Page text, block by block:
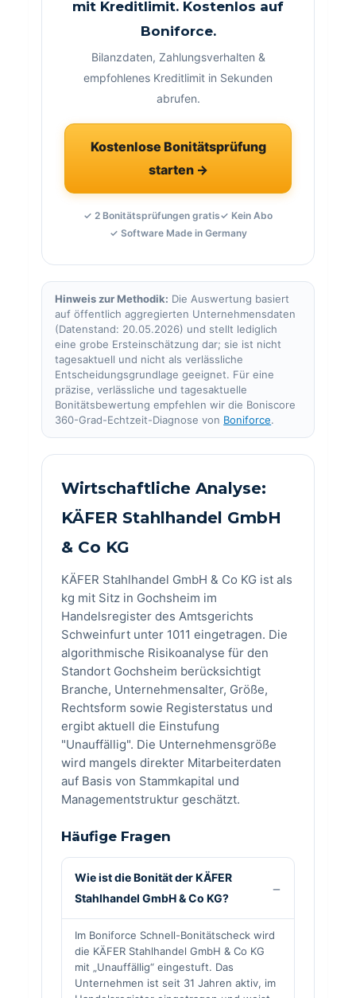
mit Kreditlimit. Kostenlos auf
Boniforce.
Bilanzdaten, Zahlungsverhalten &
empfohlenes Kreditlimit in Sekunden
abrufen.
Kostenlose Bonitätsprüfung
starten →
✓ 2 Bonitätsprüfungen gratis✓ Kein Abo
✓ Software Made in Germany
Hinweis zur Methodik: Die Auswertung basiert
auf öffentlich aggregierten Unternehmensdaten
(Datenstand: 20.05.2026) und stellt lediglich
eine grobe Ersteinschätzung dar; sie ist nicht
tagesaktuell und nicht als verlässliche
Entscheidungsgrundlage geeignet. Für eine
präzise, verlässliche und tagesaktuelle
Bonitätsbewertung empfehlen wir die Boniscore
360-Grad-Echtzeit-Diagnose von Boniforce.
Wirtschaftliche Analyse:
KÄFER Stahlhandel GmbH
& Co KG
KÄFER Stahlhandel GmbH & Co KG ist als
kg mit Sitz in Gochsheim im
Handelsregister des Amtsgerichts
Schweinfurt unter 1011 eingetragen. Die
algorithmische Risikoanalyse für den
Standort Gochsheim berücksichtigt
Branche, Unternehmensalter, Größe,
Rechtsform sowie Registerstatus und
ergibt aktuell die Einstufung
"Unauffällig". Die Unternehmensgröße
wird mangels direkter Mitarbeiterdaten
auf Basis von Stammkapital und
Managementstruktur geschätzt.
Häufige Fragen
Wie ist die Bonität der KÄFER
Stahlhandel GmbH & Co KG?
Im Boniforce Schnell-Bonitätscheck wird
die KÄFER Stahlhandel GmbH & Co KG
mit „Unauffällig“ eingestuft. Das
Unternehmen ist seit 31 Jahren aktiv, im